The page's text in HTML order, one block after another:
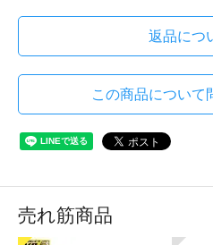
返品につ
この商品について
売れ筋商品